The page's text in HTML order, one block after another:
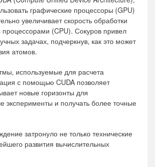
графические процессоры (GPU)
увеличивает скорость обработки
(CPU). Сокуров привел
задачах, подчеркнув, как это может
атомов.
используемые для расчета
с помощью CUDA позволяет
новые горизонты для
эксперименты и получать более точные
затронуло не только технические
развития вычислительных